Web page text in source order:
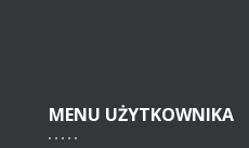
MENU UŻYTKOWNIKA